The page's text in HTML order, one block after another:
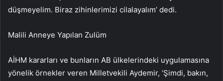
düşmeyelim. Biraz zihinlerimizi cilalayalım’ dedi.
Malili Anneye Yapılan Zulüm
AİHM kararları ve bunların AB ülkelerindeki uygulamasına
yönelik örnekler veren Milletvekili Aydemir, ‘Şimdi, bakın,